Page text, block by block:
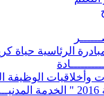
الرئاسية حياة
وأخلاقيات الوظيفة